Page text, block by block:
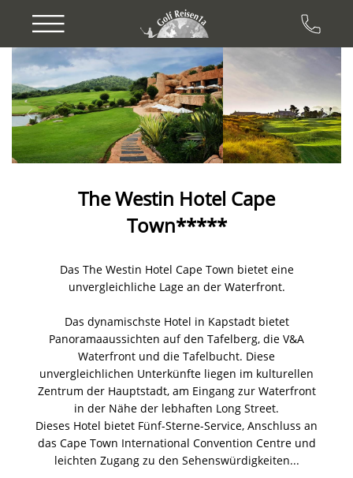
Previous Next
The Westin Hotel Cape
Town*****
Das The Westin Hotel Cape Town bietet eine
unvergleichliche Lage an der Waterfront.
Das dynamischste Hotel in Kapstadt bietet
Panoramaaussichten auf den Tafelberg, die V&A
Waterfront und die Tafelbucht. Diese
unvergleichlichen Unterkünfte liegen im kulturellen
Zentrum der Hauptstadt, am Eingang zur Waterfront
in der Nähe der lebhaften Long Street.
Dieses Hotel bietet Fünf-Sterne-Service, Anschluss an
das Cape Town International Convention Centre und
leichten Zugang zu den Sehenswürdigkeiten...